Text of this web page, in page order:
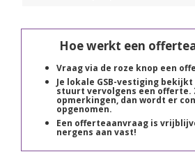
Hoe werkt een
Vraag via de roze knop een
Je lokale GSB-vestiging
stuurt vervolgens een offerte.
opmerkingen, dan wordt er
opgenomen.
Een offerteaanvraag is
nergens aan vast!